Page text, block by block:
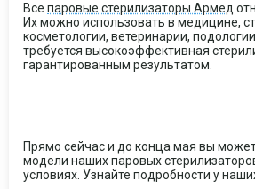
Все паровые стерилизаторы Армед
Их можно использовать в медицине,
косметологии, ветеринарии,
требуется высокоэффективная
гарантированным результатом.
Прямо сейчас и до конца мая вы
модели наших паровых
условиях. Узнайте подробности у